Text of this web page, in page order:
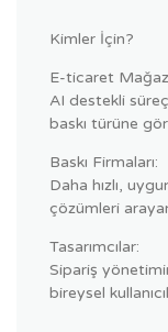
Kimler İçin?
E-ticaret
AI destekli
baskı türüne
Baskı Firmaları:
Daha hızlı,
çözümleri
Tasarımcılar:
Sipariş
bireysel